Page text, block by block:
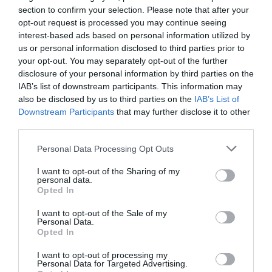
section to confirm your selection. Please note that after your
opt-out request is processed you may continue seeing
interest-based ads based on personal information utilized by
us or personal information disclosed to third parties prior to
your opt-out. You may separately opt-out of the further
disclosure of your personal information by third parties on the
IAB’s list of downstream participants. This information may
also be disclosed by us to third parties on the IAB’s List of
Downstream Participants that may further disclose it to other
Personal Data Processing Opt Outs
I want to opt-out of the Sharing of my
personal data.
Opted In
I want to opt-out of the Sale of my
Personal Data.
Opted In
I want to opt-out of processing my
Personal Data for Targeted Advertising.
de Ovidiu Komornyk, la un club din Bucureşti. Suntem
prieteni cu Ovidiu şi ne place foarte mult muzica lui
romantică. Ni se pare o modalitate foarte plăcută de a
petrece o zi a îndrăgostiţilor. O ţinem şi pe cea
românească, de Dragobete. De fapt, nu trebuie să fie o
sărbătoare a dragostei pentru a ne manifesta
sentimentele, dar de ce să o ratăm”,a dezvălui
Mihai Trăistariu vrea să-şi strângă iubita în braţe
Mihai Trăistariu
poată ajunge acasă.“Pe mine ajunul de Valentine’s
Day m-a prin în mijlocul codul portocaliu de ninsori. Am
alergat de la un concert la altul. Tot ce îmi doresc este